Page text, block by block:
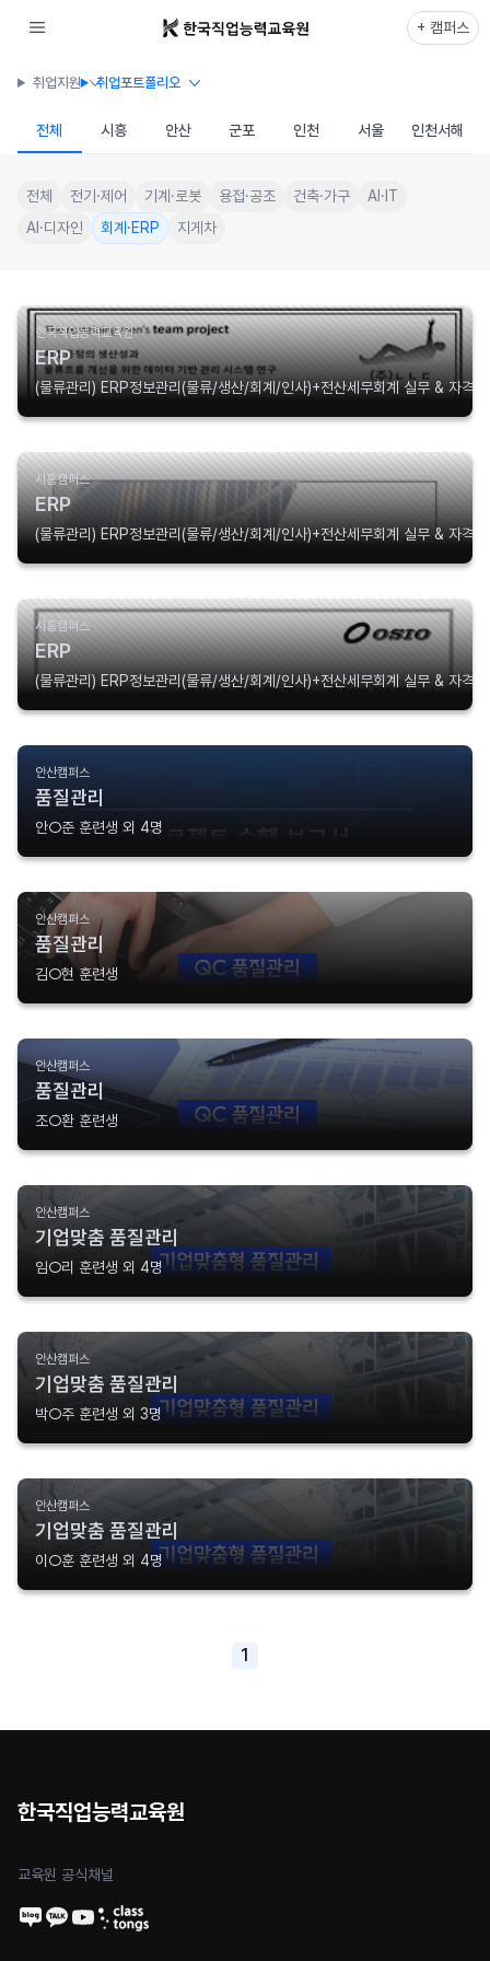
+ 캠퍼스
취업지원 취업포트폴리오
전체 시흥 안산 군포 인천 서울 인천서해
전체 전기·제어 기계·로봇 용접·공조 건축·가구
AI·IT
AI·디자인
회계·ERP 지게차
한국직업능력교육원
ERP
(물류관리) ERP정보관리(물류/생산/회계/인사)+전산세무회계 실무 & 자격
시흥캠퍼스
ERP
(물류관리) ERP정보관리(물류/생산/회계/인사)+전산세무회계 실무 & 자격
시흥캠퍼스
ERP
(물류관리) ERP정보관리(물류/생산/회계/인사)+전산세무회계 실무 & 자격
안산캠퍼스
품질관리
안○준 훈련생 외 4명
안산캠퍼스
품질관리
김○현 훈련생
안산캠퍼스
품질관리
조○환 훈련생
안산캠퍼스
기업맞춤 품질관리
임○리 훈련생 외 4명
안산캠퍼스
기업맞춤 품질관리
박○주 훈련생 외 3명
안산캠퍼스
기업맞춤 품질관리
이○훈 훈련생 외 4명
1
한국직업능력교육원
교육원 공식채널